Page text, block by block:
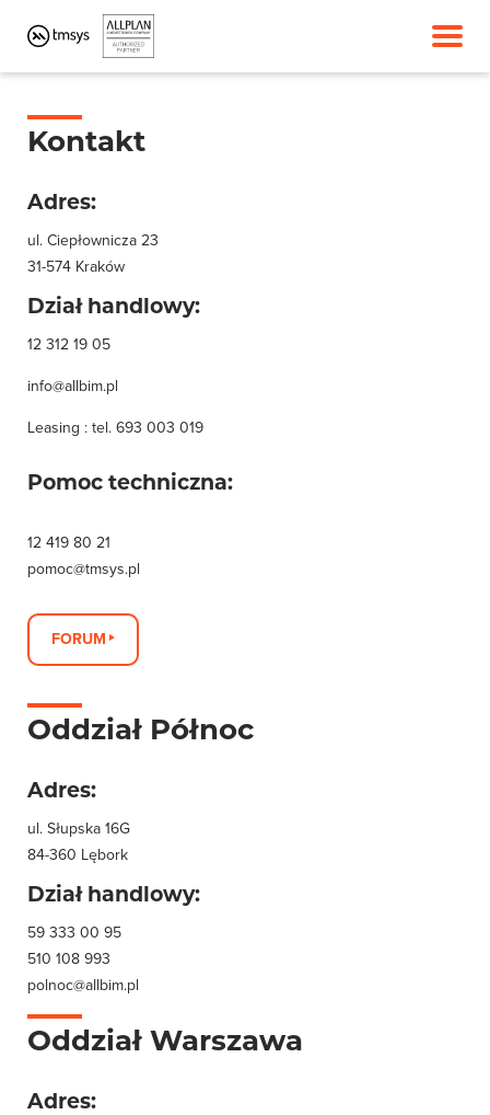
Kontakt
Adres:
ul. Ciepłownicza 23
31-574 Kraków
Dział handlowy:
12 312 19 05
info@allbim.pl
Leasing : tel. 693 003 019
Pomoc techniczna:
12 419 80 21
pomoc@tmsys.pl
FORUM
Oddział Północ
Adres:
ul. Słupska 16G
84-360 Lębork
Dział handlowy:
59 333 00 95
510 108 993
polnoc@allbim.pl
Oddział Warszawa
Adres: